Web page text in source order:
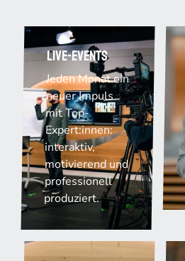
Live-Events
Jeden Monat ein
neuer Impuls
mit Top-
Expert:innen:
interaktiv,
motivierend und
professionell
produziert.